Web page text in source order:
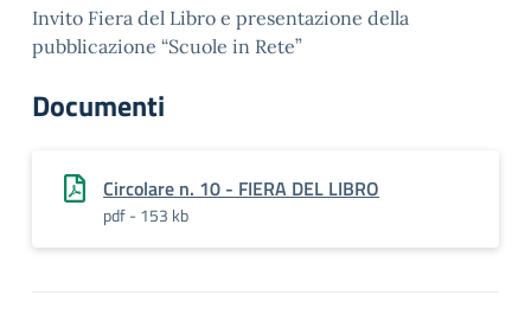
Invito Fiera del Libro e presentazione della
pubblicazione “Scuole in Rete”
Documenti
Circolare n. 10 - FIERA DEL LIBRO
pdf - 153 kb